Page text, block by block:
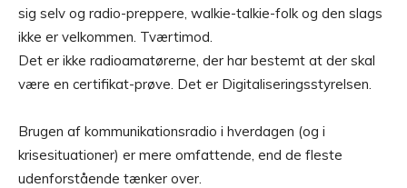
sig selv og radio-preppere, walkie-talkie-folk og den slags
ikke er velkommen. Tværtimod.
Det er ikke radioamatørerne, der har bestemt at der skal
være en certifikat-prøve. Det er Digitaliseringsstyrelsen.
Brugen af kommunikationsradio i hverdagen (og i
krisesituationer) er mere omfattende, end de fleste
udenforstående tænker over.